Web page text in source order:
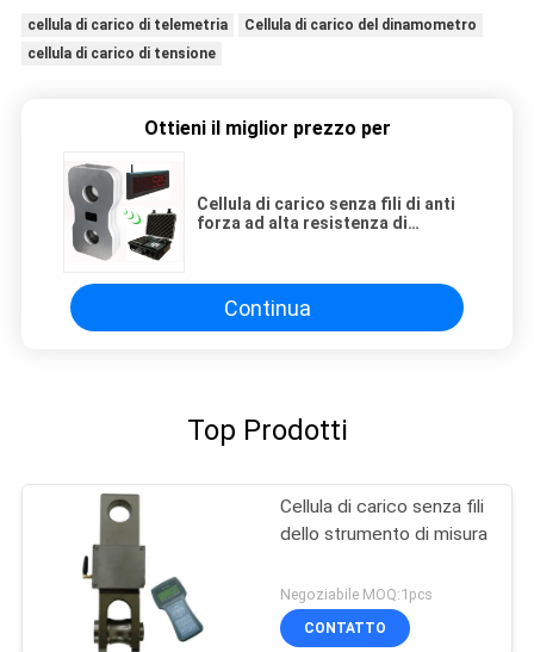
cellula di carico di telemetria
Cellula di carico del dinamometro
cellula di carico di tensione
Ottieni il miglior prezzo per
Cellula di carico senza fili di anti
forza ad alta resistenza di
Continua
Top Prodotti
Cellula di carico senza fili
dello strumento di misura
Negoziabile MOQ:1pcs
CONTATTO